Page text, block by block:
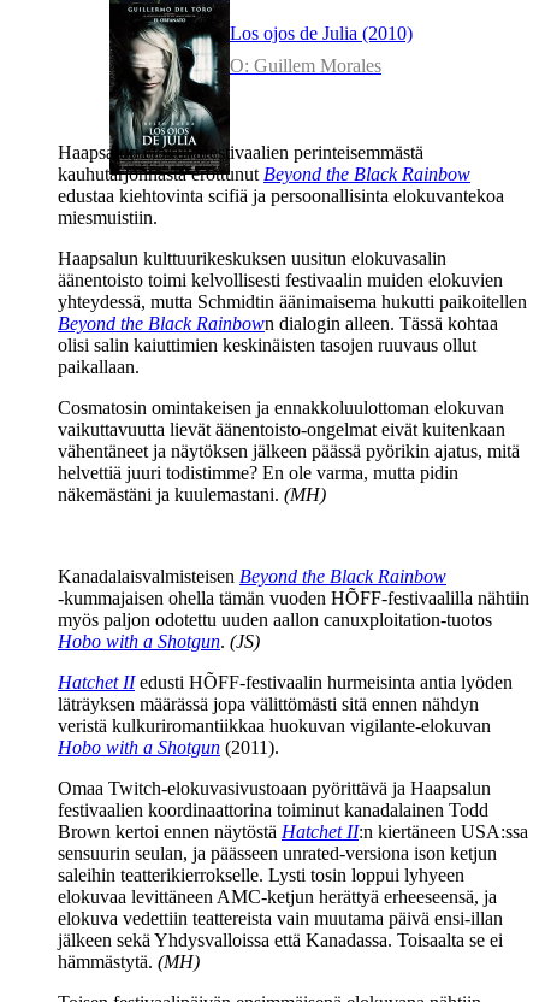
Los ojos de Julia (2010)
O: Guillem Morales
Haapsalun elokuvafestivaalien perinteisemmästä
kauhutarjonnasta erottunut Beyond the Black Rainbow
edustaa kiehtovinta scifiä ja persoonallisinta elokuvantekoa
miesmuistiin.
Haapsalun kulttuurikeskuksen uusitun elokuvasalin
äänentoisto toimi kelvollisesti festivaalin muiden elokuvien
yhteydessä, mutta Schmidtin äänimaisema hukutti paikoitellen
Beyond the Black Rainbown dialogin alleen. Tässä kohtaa
olisi salin kaiuttimien keskinäisten tasojen ruuvaus ollut
paikallaan.
Cosmatosin omintakeisen ja ennakkoluulottoman elokuvan
vaikuttavuutta lievät äänentoisto-ongelmat eivät kuitenkaan
vähentäneet ja näytöksen jälkeen päässä pyörikin ajatus, mitä
helvettiä juuri todistimme? En ole varma, mutta pidin
näkemästäni ja kuulemastani. (MH)
Kanadalaisvalmisteisen Beyond the Black Rainbow
‑kummajaisen ohella tämän vuoden HÕFF-festivaalilla nähtiin
myös paljon odotettu uuden aallon canuxploitation-tuotos
Hobo with a Shotgun. (JS)
Hatchet IIedusti HÕFF-festivaalin hurmeisinta antia lyöden
läträyksen määrässä jopa välittömästi sitä ennen nähdyn
veristä kulkuriromantiikkaa huokuvan vigilante-elokuvan
Hobo with a Shotgun (2011).
Omaa Twitch-elokuvasivustoaan pyörittävä ja Haapsalun
festivaalien koordinaattorina toiminut kanadalainen Todd
Brown kertoi ennen näytöstä Hatchet II:n kiertäneen USA:ssa
sensuurin seulan, ja päässeen unrated-versiona ison ketjun
saleihin teatterikierrokselle. Lysti tosin loppui lyhyeen
elokuvaa levittäneen AMC‑ketjun herättyä erheeseensä, ja
elokuva vedettiin teattereista vain muutama päivä ensi-illan
jälkeen sekä Yhdysvalloissa että Kanadassa. Toisaalta se ei
hämmästytä. (MH)